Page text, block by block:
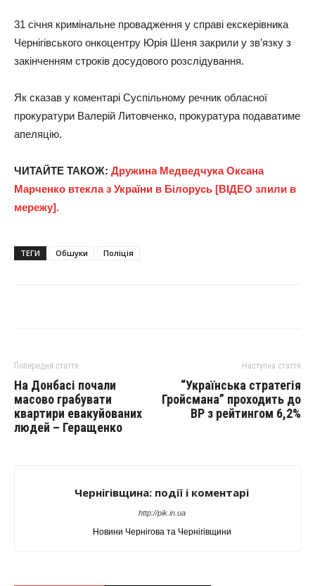
31 січня кримінальне провадження у справі екскерівника
Чернігівського онкоцентру Юрія Шеня закрили у зв’язку з
закінченням строків досудового розслідування.
Як сказав у коментарі Суспільному речник обласної
прокуратури Валерій Литовченко, прокуратура подаватиме
апеляцію.
ЧИТАЙТЕ ТАКОЖ: Дружина Медведчука Оксана
Марченко втекла з України в Білорусь [ВІДЕО злили в
мережу].
ТЕГИ Обшуки Поліція
Попередня стаття
На Донбасі почали
масово грабувати
квартири евакуйованих
людей – Геращенко
Наступна стаття
“Українська стратегія
Гройсмана” проходить до
ВР з рейтингом 6,2%
Чернігівщина: події і коментарі
http://pik.in.ua
Новини Чернігова та Чернігівщини